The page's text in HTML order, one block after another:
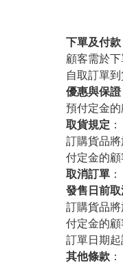
下單及付款
顧客需於
自取訂單
優惠與保證
預付定金
取貨規定 ：
訂購貨品
付定金的
取消訂單 ：
發售日前
訂購貨品
付定金的顧
訂單日期起
其他條款 ：